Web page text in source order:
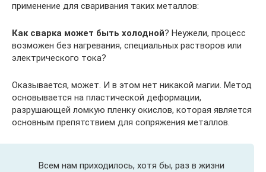
применение для сваривания таких металлов:
Как сварка может быть холодной? Неужели, процесс
возможен без нагревания, специальных растворов или
электрического тока?
Оказывается, может. И в этом нет никакой магии. Метод
основывается на пластической деформации,
разрушающей ломкую пленку окислов, которая является
основным препятствием для сопряжения металлов.
Всем нам приходилось, хотя бы, раз в жизни